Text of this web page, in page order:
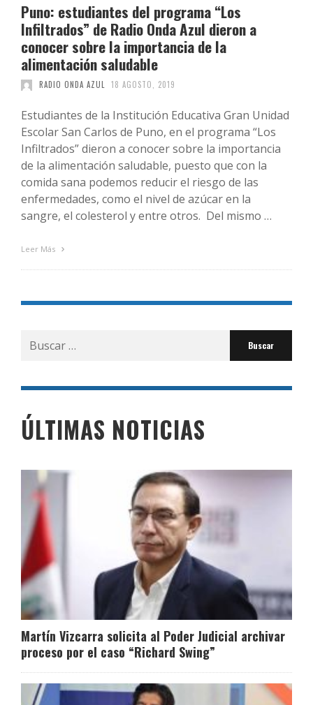
Puno: estudiantes del programa “Los
Infiltrados” de Radio Onda Azul dieron a
conocer sobre la importancia de la
alimentación saludable
RADIO ONDA AZUL 18 AGOSTO, 2019
Estudiantes de la Institución Educativa Gran Unidad
Escolar San Carlos de Puno, en el programa “Los
Infiltrados” dieron a conocer sobre la importancia
de la alimentación saludable, puesto que con la
comida sana podemos reducir el riesgo de las
enfermedades, como el nivel de azúcar en la
sangre, el colesterol y entre otros. Del mismo …
Leer Más
Buscar
por:
ÚLTIMAS NOTICIAS
Martín Vizcarra solicita al Poder Judicial archivar
proceso por el caso “Richard Swing”